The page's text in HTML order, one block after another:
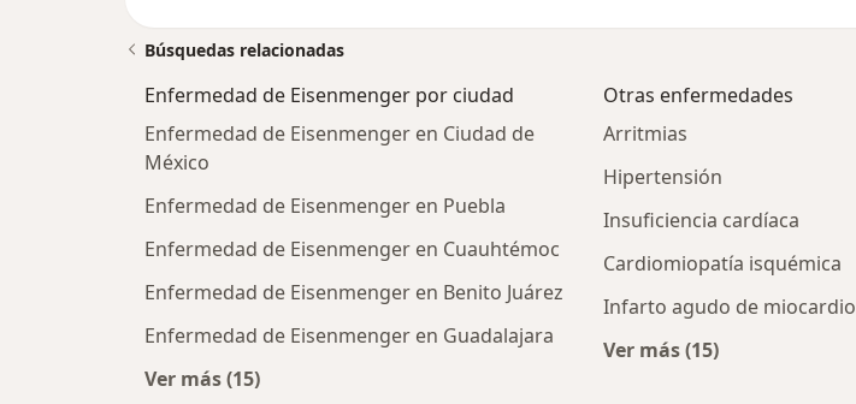
Búsquedas relacionadas
Enfermedad de Eisenmenger por ciudad
Enfermedad de Eisenmenger en Ciudad de
México
Enfermedad de Eisenmenger en Puebla
Enfermedad de Eisenmenger en Cuauhtémoc
Enfermedad de Eisenmenger en Benito Juárez
Enfermedad de Eisenmenger en Guadalajara
Ver más (15)
Otras enfermedades
Arritmias
Hipertensión
Insuficiencia cardíaca
Cardiomiopatía isquémica
Infarto agudo de miocardio
Ver más (15)